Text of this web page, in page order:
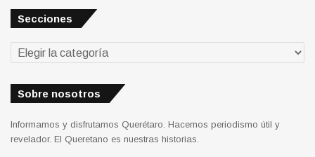
Secciones
Secciones
Sobre nosotros
Informamos y disfrutamos Querétaro. Hacemos periodismo útil y
revelador. El Queretano es nuestras historias.